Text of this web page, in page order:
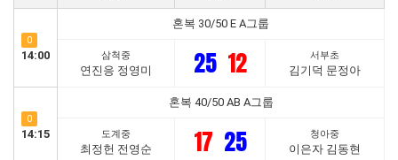
0
14:00
혼복 30/50 E A그룹
삼척중
연진응 정영미 25 12 서부초
김기덕 문정아
0
14:15
혼복 40/50 AB A그룹
도계중
최정헌 전영순 17 25 청아중
이은자 김동현